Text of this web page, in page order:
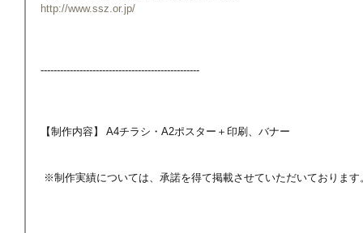
http://www.ssz.or.jp/
-------------------------------------------------
【制作内容】 A4チラシ・A2ポスター＋印刷、バナー
※制作実績については、承諾を得て掲載させていただいております